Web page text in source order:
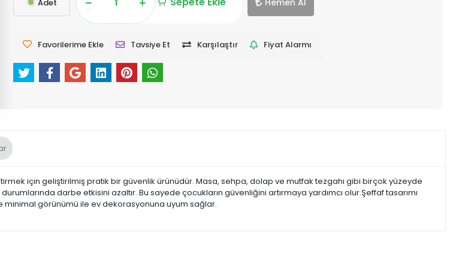
Adet
Favorilerime Ekle Tavsiye Et Karşılaştır Fiyat Alarmı
için geliştirilmiş pratik bir güvenlik ürünüdür. Masa, sehpa, dolap ve mutfak tezgahı gibi birçok yüzeyde
darbe etkisini azaltır. Bu sayede çocukların güvenliğini artırmaya yardımcı olur.Şeffaf tasarımı
görünümü ile ev dekorasyonuna uyum sağlar.